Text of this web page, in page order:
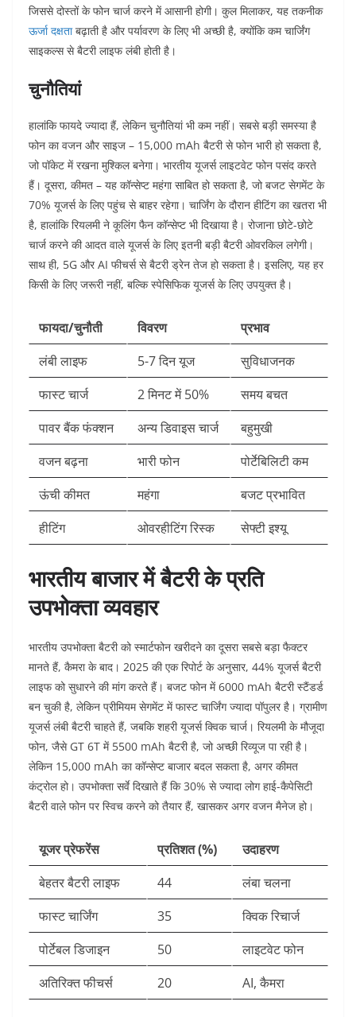
जिससे दोस्तों के फोन चार्ज करने में आसानी होगी। कुल मिलाकर, यह तकनीक
ऊर्जा दक्षताबढ़ाती है और पर्यावरण के लिए भी अच्छी है, क्योंकि कम चार्जिंग
साइकल्स से बैटरी लाइफ लंबी होती है।
चुनौतियां
हालांकि फायदे ज्यादा हैं, लेकिन चुनौतियां भी कम नहीं। सबसे बड़ी समस्या है
फोन का वजन और साइज – 15,000 mAh बैटरी से फोन भारी हो सकता है,
जो पॉकेट में रखना मुश्किल बनेगा। भारतीय यूजर्स लाइटवेट फोन पसंद करते
हैं। दूसरा, कीमत – यह कॉन्सेप्ट महंगा साबित हो सकता है, जो बजट सेगमेंट के
70% यूजर्स के लिए पहुंच से बाहर रहेगा। चार्जिंग के दौरान हीटिंग का खतरा भी
है, हालांकि रियलमी ने कूलिंग फैन कॉन्सेप्ट भी दिखाया है। रोजाना छोटे-छोटे
चार्ज करने की आदत वाले यूजर्स के लिए इतनी बड़ी बैटरी ओवरकिल लगेगी।
साथ ही, 5G और AI फीचर्स से बैटरी ड्रेन तेज हो सकता है। इसलिए, यह हर
किसी के लिए जरूरी नहीं, बल्कि स्पेसिफिक यूजर्स के लिए उपयुक्त है।
फायदा/चुनौती विवरण
प्रभाव
लंबी लाइफ
5-7 दिन यूज
सुविधाजनक
फास्ट चार्ज
2 मिनट में 50%
समय बचत
पावर बैंक फंक्शन
अन्य डिवाइस चार्ज
बहुमुखी
वजन बढ़ना
भारी फोन
पोर्टेबिलिटी कम
ऊंची कीमत
महंगा
बजट प्रभावित
हीटिंग
ओवरहीटिंग रिस्क सेफ्टी इश्यू
भारतीय बाजार में बैटरी के प्रति
उपभोक्ता व्यवहार
भारतीय उपभोक्ता बैटरी को स्मार्टफोन खरीदने का दूसरा सबसे बड़ा फैक्टर
मानते हैं, कैमरा के बाद। 2025 की एक रिपोर्ट के अनुसार, 44% यूजर्स बैटरी
लाइफ को सुधारने की मांग करते हैं। बजट फोन में 6000 mAh बैटरी स्टैंडर्ड
बन चुकी है, लेकिन प्रीमियम सेगमेंट में फास्ट चार्जिंग ज्यादा पॉपुलर है। ग्रामीण
यूजर्स लंबी बैटरी चाहते हैं, जबकि शहरी यूजर्स क्विक चार्ज। रियलमी के मौजूदा
फोन, जैसे GT 6T में 5500 mAh बैटरी है, जो अच्छी रिव्यूज पा रही है।
लेकिन 15,000 mAh का कॉन्सेप्ट बाजार बदल सकता है, अगर कीमत
कंट्रोल हो। उपभोक्ता सर्वे दिखाते हैं कि 30% से ज्यादा लोग हाई-कैपेसिटी
बैटरी वाले फोन पर स्विच करने को तैयार हैं, खासकर अगर वजन मैनेज हो।
यूजर प्रेफरेंस प्रतिशत (%)
उदाहरण
बेहतर बैटरी लाइफ
44
लंबा चलना
फास्ट चार्जिंग
35
क्विक रिचार्ज
पोर्टेबल डिजाइन
50
लाइटवेट फोन
अतिरिक्त फीचर्स
20 AI, कैमरा